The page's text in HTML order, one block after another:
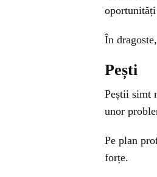
oportunități
În
Pești
Peștii simt
unor
Pe plan
forțe.